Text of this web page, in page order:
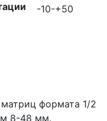
-10-+50
формата 1/2
8-48 мм.